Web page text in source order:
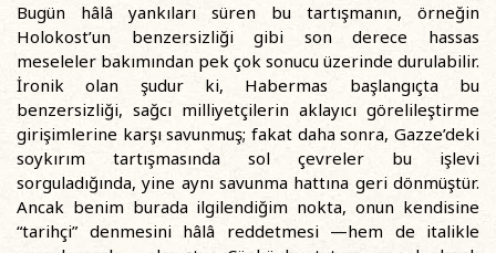
Bugün hâlâ yankıları süren bu tartışmanın, örneğin
Holokost’un benzersizliği gibi son derece hassas
meseleler bakımından pek çok sonucu üzerinde durulabilir.
İronik olan şudur ki, Habermas başlangıçta bu
benzersizliği, sağcı milliyetçilerin aklayıcı görelileştirme
girişimlerine karşı savunmuş; fakat daha sonra, Gazze’deki
soykırım tartışmasında sol çevreler bu işlevi
sorguladığında, yine aynı savunma hattına geri dönmüştür.
Ancak benim burada ilgilendiğim nokta, onun kendisine
“tarihçi” denmesini hâlâ reddetmesi —hem de italikle